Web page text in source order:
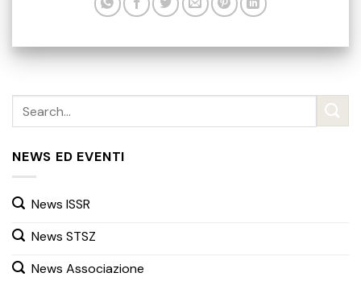
NEWS ED EVENTI
News ISSR
News STSZ
News Associazione